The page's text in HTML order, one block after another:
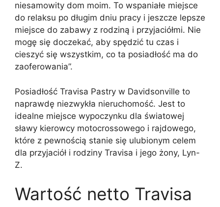
niesamowity dom moim. To wspaniałe miejsce
do relaksu po długim dniu pracy i jeszcze lepsze
miejsce do zabawy z rodziną i przyjaciółmi. Nie
mogę się doczekać, aby spędzić tu czas i
cieszyć się wszystkim, co ta posiadłość ma do
zaoferowania”.
Posiadłość Travisa Pastry w Davidsonville to
naprawdę niezwykła nieruchomość. Jest to
idealne miejsce wypoczynku dla światowej
sławy kierowcy motocrossowego i rajdowego,
które z pewnością stanie się ulubionym celem
dla przyjaciół i rodziny Travisa i jego żony, Lyn-
Z.
Wartość netto Travisa